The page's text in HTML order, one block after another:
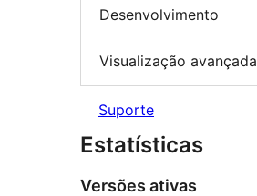
Desenvolvimento
Visualização avançada
Suporte
Estatísticas
Versões ativas